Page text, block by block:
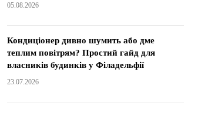
05.08.2026
Кондиціонер дивно шумить або дме
теплим повітрям? Простий гайд для
власників будинків у Філадельфії
23.07.2026